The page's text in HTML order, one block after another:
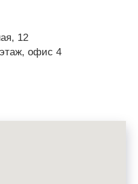
12
офис 4